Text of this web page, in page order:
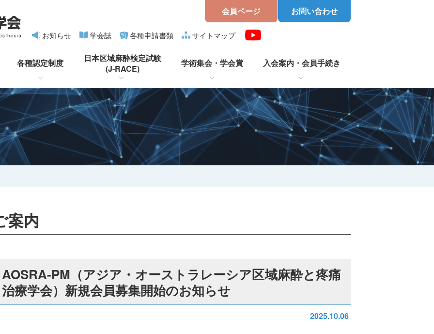
会員ページ お問い合わせ
お知らせ 学会誌 各種申請書類 サイトマップ
各種認定制度
日本区域麻酔検定試験
(J-RACE)
学術集会・学会賞 入会案内・会員手続き
案内
AOSRA-PM（アジア・オーストラレーシア区域麻酔と疼痛
治療学会）新規会員募集開始のお知らせ
2025.10.06